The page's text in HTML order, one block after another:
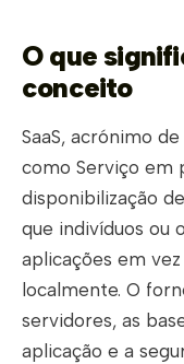
O que
conceito
SaaS, acrónimo de
como Serviço em
disponibilização
que indivíduos ou
aplicações em
localmente. O
servidores, as
aplicação e a